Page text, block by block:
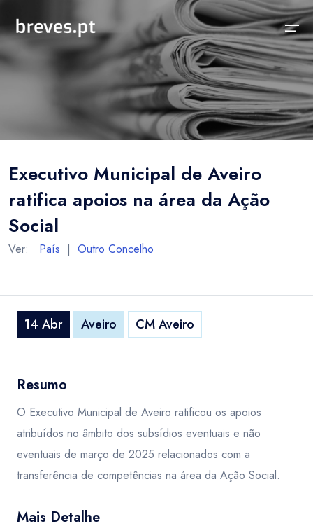
Notícias
Concelhos Vizinhos
Distrito
País
Sobre
Funcionalidades
As nossas Fontes
Perguntas Frequentes
Executivo Municipal de Aveiro
ratifica apoios na área da Ação
Social
Ver: País | Outro Concelho
14 Abr Aveiro CM Aveiro
Resumo
O Executivo Municipal de Aveiro ratificou os apoios
atribuídos no âmbito dos subsídios eventuais e não
eventuais de março de 2025 relacionados com a
transferência de competências na área da Ação Social.
Mais Detalhe